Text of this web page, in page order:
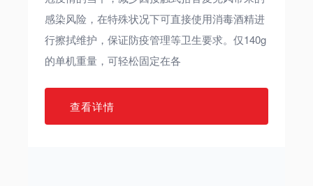
感染风险，在特殊状况下可直接使用消毒酒精进
行擦拭维护，保证防疫管理等卫生要求。仅140g
的单机重量，可轻松固定在各
查看详情